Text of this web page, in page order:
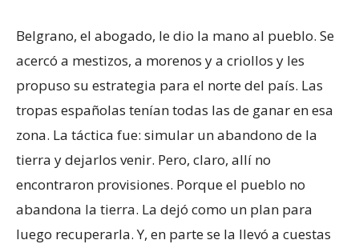
Belgrano, el abogado, le dio la mano al pueblo. Se
acercó a mestizos, a morenos y a criollos y les
propuso su estrategia para el norte del país. Las
tropas españolas tenían todas las de ganar en esa
zona. La táctica fue: simular un abandono de la
tierra y dejarlos venir. Pero, claro, allí no
encontraron provisiones. Porque el pueblo no
abandona la tierra. La dejó como un plan para
luego recuperarla. Y, en parte se la llevó a cuestas